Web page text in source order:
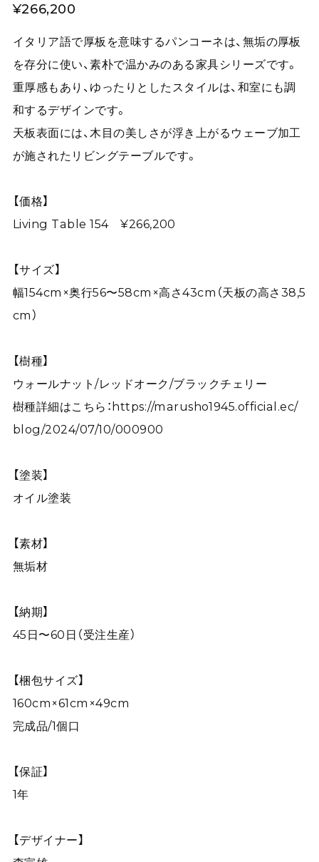
¥266,200
イタリア語で厚板を意味するパンコーネは、無垢の厚板
を存分に使い、素朴で温かみのある家具シリーズです。
重厚感もあり、ゆったりとしたスタイルは、和室にも調
和するデザインです。
天板表面には、木目の美しさが浮き上がるウェーブ加工
が施されたリビングテーブルです。
【価格】
Living Table 154 ¥266,200
【サイズ】
幅154cm×奥行56〜58cm×高さ43cm（天板の高さ38,5
cm）
【樹種】
ウォールナット/レッドオーク/ブラックチェリー
樹種詳細はこちら： https://marusho1945.official.ec/
blog/2024/07/10/000900
【塗装】
オイル塗装
【素材】
無垢材
【納期】
45日〜60日（受注生産）
【梱包サイズ】
160cm×61cm×49cm
完成品/1個口
【保証】
1年
【デザイナー】